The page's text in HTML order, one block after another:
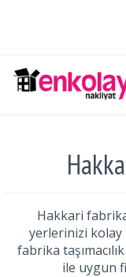
Hakkari
yerlerinizi kolay
fabrika
ile uygun